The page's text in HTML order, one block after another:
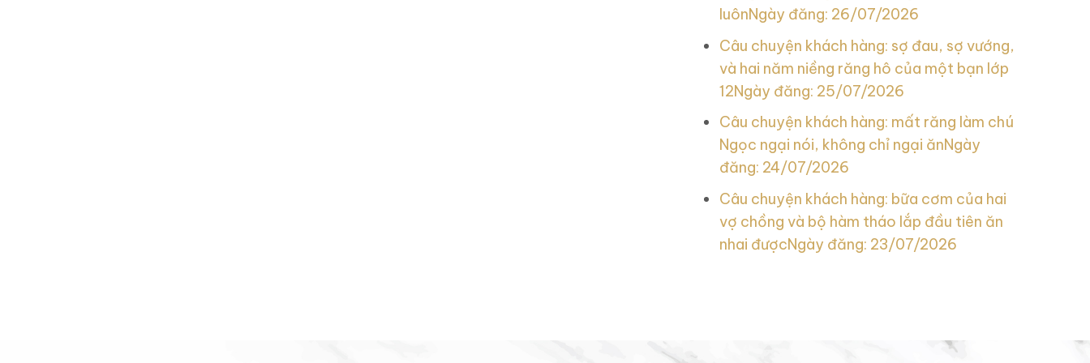
luônNgày đăng: 26/07/2026
Câu chuyện khách hàng: sợ đau, sợ vướng,
và hai năm niềng răng hô của một bạn lớp
12Ngày đăng: 25/07/2026
Câu chuyện khách hàng: mất răng làm chú
Ngọc ngại nói, không chỉ ngại ănNgày
đăng: 24/07/2026
Câu chuyện khách hàng: bữa cơm của hai
vợ chồng và bộ hàm tháo lắp đầu tiên ăn
nhai đượcNgày đăng: 23/07/2026